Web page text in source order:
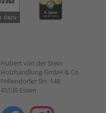
Hubert von der Stein
Holzhandlung GmbH & Co.
Frillendorfer Str. 148
45139 Essen